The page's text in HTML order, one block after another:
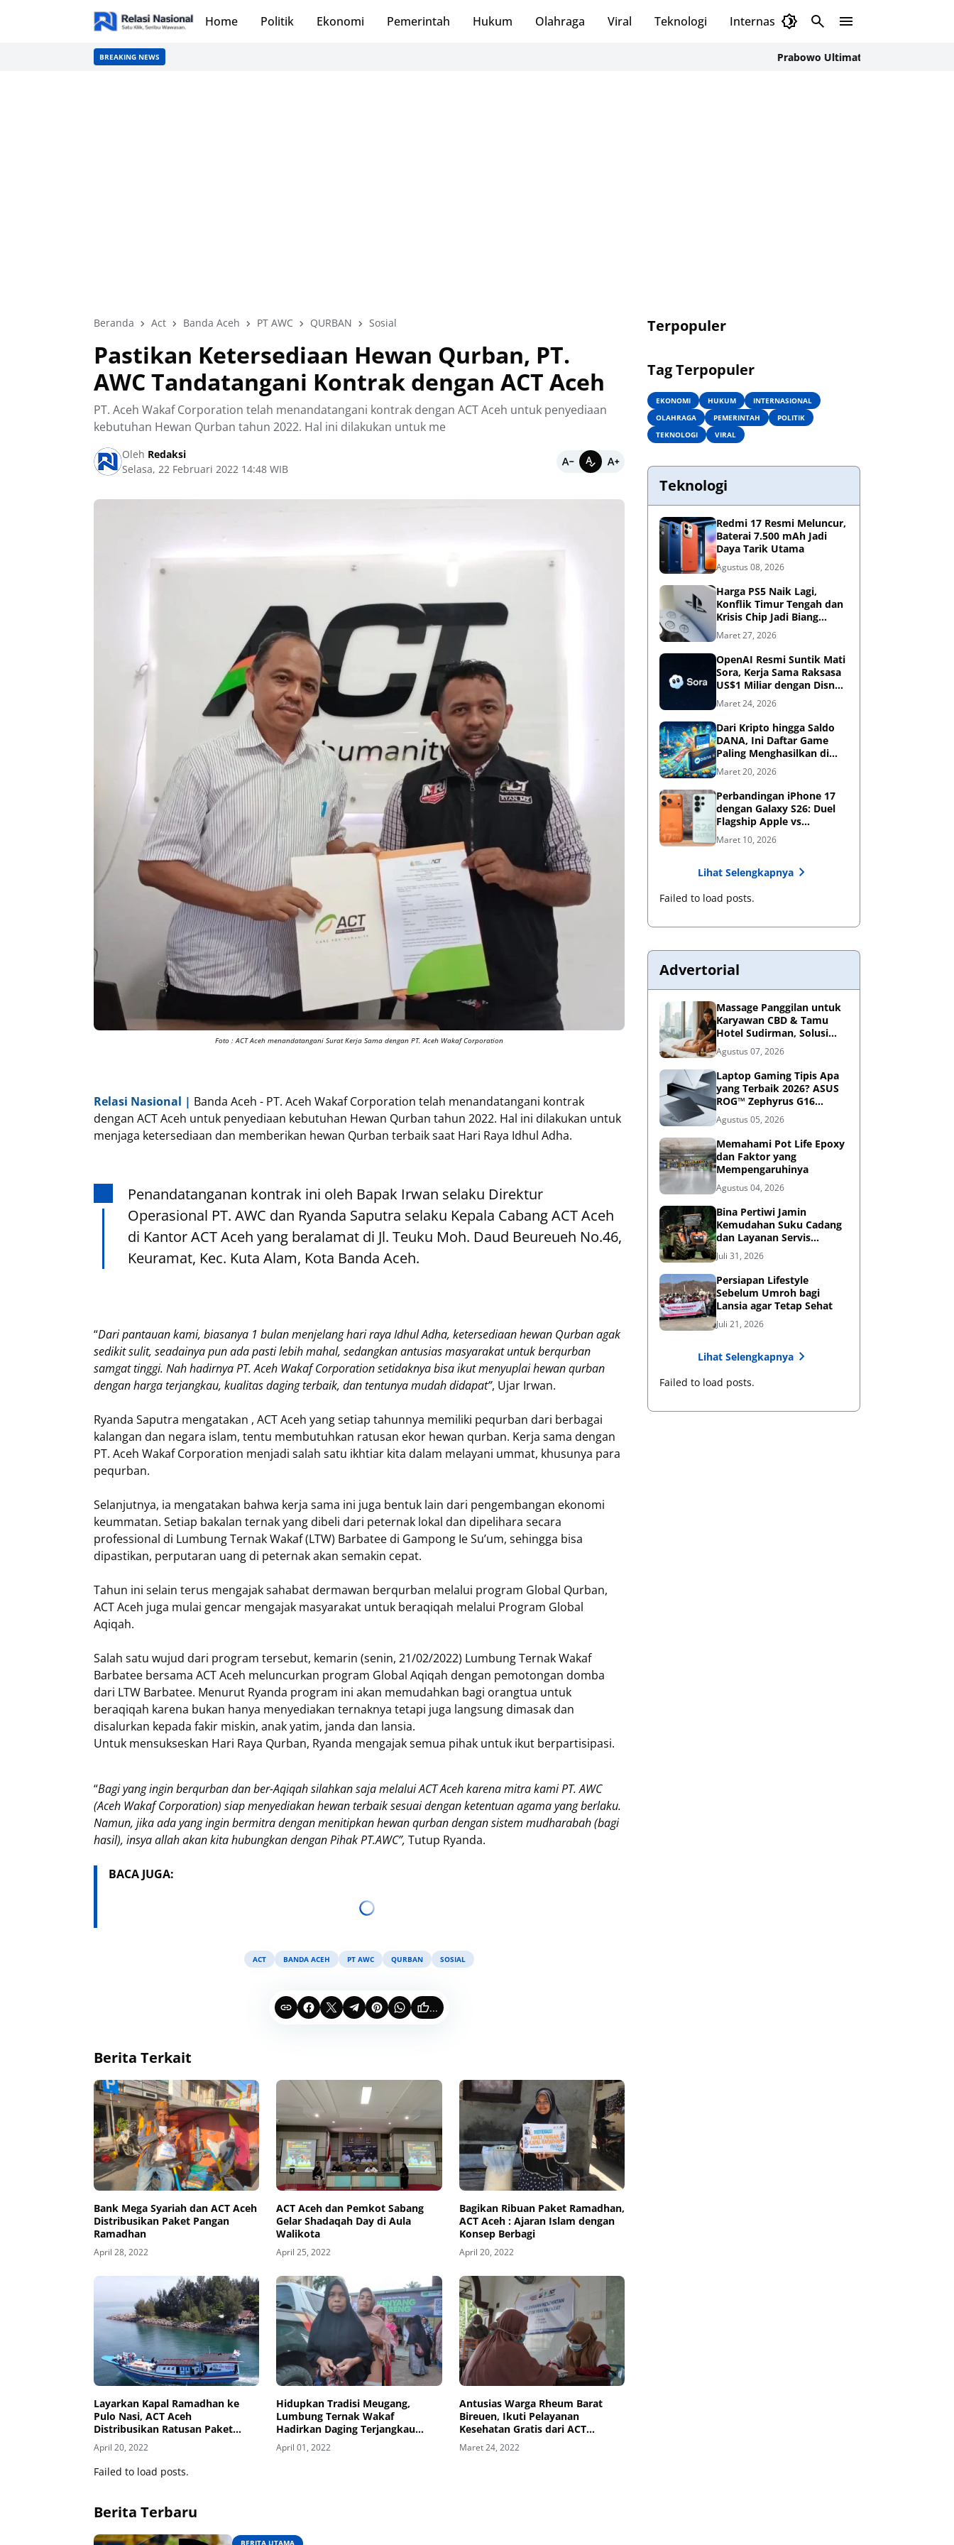
Home Politik Ekonomi Pemerintah Hukum Olahraga Viral Teknologi Internasional
BREAKING NEWS Prabowo Ultimatum Kepala Daerah Soal
Beranda Act Banda Aceh PT AWC QURBAN Sosial
Pastikan Ketersediaan Hewan Qurban, PT.
AWC Tandatangani Kontrak dengan ACT Aceh
PT. Aceh Wakaf Corporation telah menandatangani kontrak dengan ACT Aceh untuk penyediaan
kebutuhan Hewan Qurban tahun 2022. Hal ini dilakukan untuk me
Oleh Redaksi
Selasa, 22 Februari 2022 14:48 WIB
Foto : ACT Aceh menandatangani Surat Kerja Sama dengan PT. Aceh Wakaf Corporation
Relasi Nasional | Banda Aceh - PT. Aceh Wakaf Corporation telah menandatangani kontrak
dengan ACT Aceh untuk penyediaan kebutuhan Hewan Qurban tahun 2022. Hal ini dilakukan untuk
menjaga ketersediaan dan memberikan hewan Qurban terbaik saat Hari Raya Idhul Adha.
Penandatanganan kontrak ini oleh Bapak Irwan selaku Direktur
Operasional PT. AWC dan Ryanda Saputra selaku Kepala Cabang ACT Aceh
di Kantor ACT Aceh yang beralamat di Jl. Teuku Moh. Daud Beureueh No.46,
Keuramat, Kec. Kuta Alam, Kota Banda Aceh.
“Dari pantauan kami, biasanya 1 bulan menjelang hari raya Idhul Adha, ketersediaan hewan Qurban agak
sedikit sulit, seadainya pun ada pasti lebih mahal, sedangkan antusias masyarakat untuk berqurban
samgat tinggi. Nah hadirnya PT. Aceh Wakaf Corporation setidaknya bisa ikut menyuplai hewan qurban
dengan harga terjangkau, kualitas daging terbaik, dan tentunya mudah didapat”, Ujar Irwan.
Ryanda Saputra mengatakan , ACT Aceh yang setiap tahunnya memiliki pequrban dari berbagai
kalangan dan negara islam, tentu membutuhkan ratusan ekor hewan qurban. Kerja sama dengan
PT. Aceh Wakaf Corporation menjadi salah satu ikhtiar kita dalam melayani ummat, khusunya para
pequrban.
Selanjutnya, ia mengatakan bahwa kerja sama ini juga bentuk lain dari pengembangan ekonomi
keummatan. Setiap bakalan ternak yang dibeli dari peternak lokal dan dipelihara secara
professional di Lumbung Ternak Wakaf (LTW) Barbatee di Gampong Ie Su’um, sehingga bisa
dipastikan, perputaran uang di peternak akan semakin cepat.
Tahun ini selain terus mengajak sahabat dermawan berqurban melalui program Global Qurban,
ACT Aceh juga mulai gencar mengajak masyarakat untuk beraqiqah melalui Program Global
Aqiqah.
Salah satu wujud dari program tersebut, kemarin (senin, 21/02/2022) Lumbung Ternak Wakaf
Barbatee bersama ACT Aceh meluncurkan program Global Aqiqah dengan pemotongan domba
dari LTW Barbatee. Menurut Ryanda program ini akan memudahkan bagi orangtua untuk
beraqiqah karena bukan hanya menyediakan ternaknya tetapi juga langsung dimasak dan
disalurkan kepada fakir miskin, anak yatim, janda dan lansia.
Untuk mensukseskan Hari Raya Qurban, Ryanda mengajak semua pihak untuk ikut berpartisipasi.
“Bagi yang ingin berqurban dan ber-Aqiqah silahkan saja melalui ACT Aceh karena mitra kami PT. AWC
(Aceh Wakaf Corporation) siap menyediakan hewan terbaik sesuai dengan ketentuan agama yang berlaku.
Namun, jika ada yang ingin bermitra dengan menitipkan hewan qurban dengan sistem mudharabah (bagi
hasil), insya allah akan kita hubungkan dengan Pihak PT.AWC”, Tutup Ryanda.
BACA JUGA:
ACT BANDA ACEH PT AWC QURBAN SOSIAL
...
Berita Terkait
Bank Mega Syariah dan ACT Aceh
Distribusikan Paket Pangan
Ramadhan
April 28, 2022
ACT Aceh dan Pemkot Sabang
Gelar Shadaqah Day di Aula
Walikota
April 25, 2022
Bagikan Ribuan Paket Ramadhan,
ACT Aceh : Ajaran Islam dengan
Konsep Berbagi
April 20, 2022
Layarkan Kapal Ramadhan ke
Pulo Nasi, ACT Aceh
Distribusikan Ratusan Paket
Pangan Ramadhan
April 20, 2022
Hidupkan Tradisi Meugang,
Lumbung Ternak Wakaf
Hadirkan Daging Terjangkau
untuk Masyarakat Prasejahtera
April 01, 2022
Antusias Warga Rheum Barat
Bireuen, Ikuti Pelayanan
Kesehatan Gratis dari ACT
Lhokseumawe
Maret 24, 2022
Failed to load posts.
Berita Terbaru
BERITA UTAMA
Terpopuler
Tag Terpopuler
EKONOMI HUKUM
INTERNASIONAL
OLAHRAGA
PEMERINTAH
POLITIK
TEKNOLOGI
VIRAL
Teknologi
Redmi 17 Resmi Meluncur,
Baterai 7.500 mAh Jadi
Daya Tarik Utama
Agustus 08, 2026
Harga PS5 Naik Lagi,
Konflik Timur Tengah dan
Krisis Chip Jadi Biang
Kerok?
Maret 27, 2026
OpenAI Resmi Suntik Mati
Sora, Kerja Sama Raksasa
US$1 Miliar dengan Disney
Kandas
Maret 24, 2026
Dari Kripto hingga Saldo
DANA, Ini Daftar Game
Paling Menghasilkan di
2026
Maret 20, 2026
Perbandingan iPhone 17
dengan Galaxy S26: Duel
Flagship Apple vs
Samsung di Era AI
Maret 10, 2026
Lihat Selengkapnya
Failed to load posts.
Advertorial
Massage Panggilan untuk
Karyawan CBD & Tamu
Hotel Sudirman, Solusi
Relaksasi Praktis di
Tengah Kesibukan
Agustus 07, 2026
Laptop Gaming Tipis Apa
yang Terbaik 2026? ASUS
ROG™ Zephyrus G16
Portabel Jawabannya
Agustus 05, 2026
Memahami Pot Life Epoxy
dan Faktor yang
Mempengaruhinya
Agustus 04, 2026
Bina Pertiwi Jamin
Kemudahan Suku Cadang
dan Layanan Servis
Berkala Traktor Kubota
Juli 31, 2026
Persiapan Lifestyle
Sebelum Umroh bagi
Lansia agar Tetap Sehat
Juli 21, 2026
Lihat Selengkapnya
Failed to load posts.